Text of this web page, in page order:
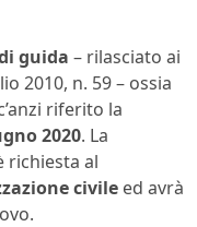
guida – rilasciato ai
2010, n. 59 – ossia
riferito la
2020. La
richiesta al
civile ed avrà